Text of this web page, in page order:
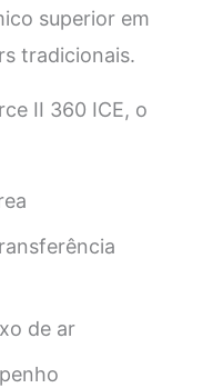
superior em
tradicionais.
II 360 ICE, o
de ar